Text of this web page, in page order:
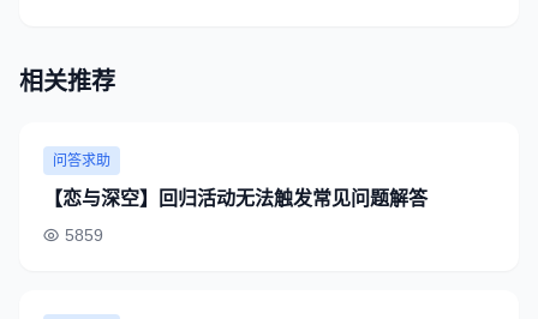
相关推荐
问答求助
【恋与深空】回归活动无法触发常见问题解答
5859